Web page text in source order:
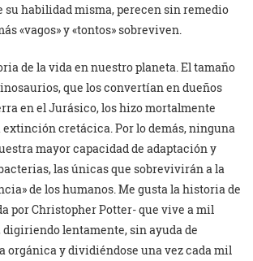
su habilidad misma, perecen sin remedio
«vagos» y «tontos» sobreviven.
de la vida en nuestro planeta. El tamaño
que los convertían en dueños
en el Jurásico, los hizo mortalmente
cretácica. Por lo demás, ninguna
mayor capacidad de adaptación y
las únicas que sobrevivirán a la
de los humanos. Me gusta la historia de
por Christopher Potter- que vive a mil
lentamente, sin ayuda de
orgánica y dividiéndose una vez cada mil